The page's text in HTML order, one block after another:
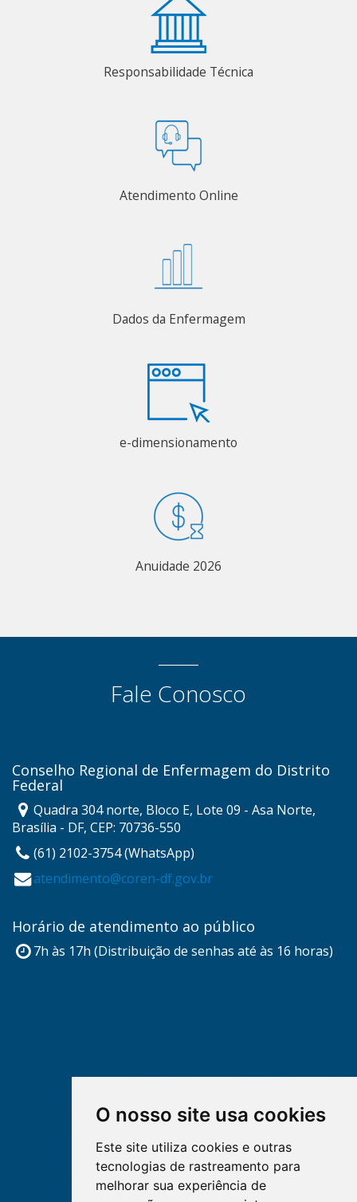
O nosso site usa cookies
Este site utiliza cookies e outras
tecnologias de rastreamento para
melhorar sua experiência de
Responsabilidade Técnica
Atendimento Online
Dados da Enfermagem
e-dimensionamento
Anuidade 2026
Fale Conosco
Conselho Regional de Enfermagem do Distrito
Federal
Quadra 304 norte, Bloco E, Lote 09 - Asa Norte,
Brasília - DF, CEP: 70736-550
(61) 2102-3754 (WhatsApp)
atendimento@coren-df.gov.br
Horário de atendimento ao público
7h às 17h (Distribuição de senhas até às 16 horas)